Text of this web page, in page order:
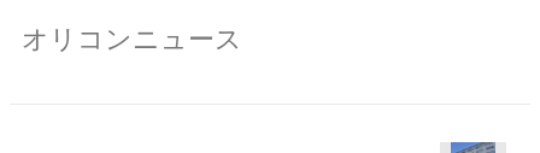
オリコンニュース